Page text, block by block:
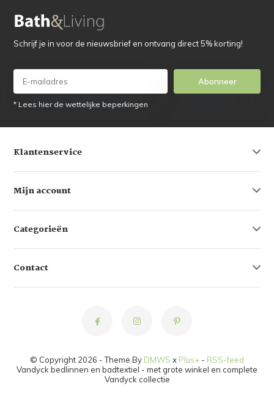
Schrijf je in voor de nieuwsbrief en ontvang direct 5% korting!
Abonneer
* Lees hier de wettelijke beperkingen
Klantenservice
Mijn account
Categorieën
Contact
© Copyright 2026 - Theme By DMWS x Plus+ - RSS-feed
Vandyck bedlinnen en badtextiel - met grote winkel en complete
Vandyck collectie